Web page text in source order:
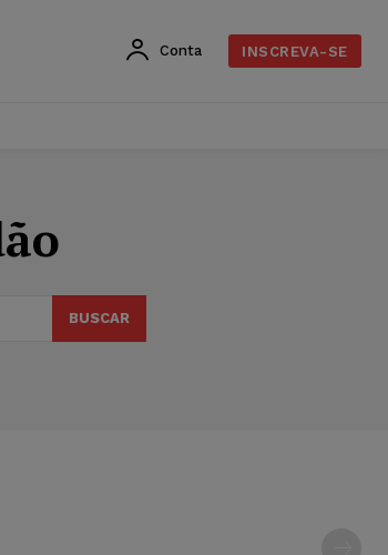
Conta INSCREVA-SE
BUSCAR